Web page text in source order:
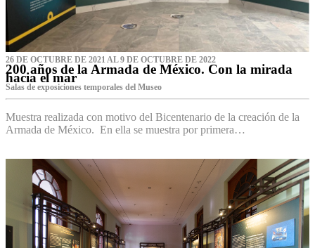
26 DE OCTUBRE DE 2021 AL 9 DE OCTUBRE DE 2022
200 años de la Armada de México. Con la mirada
hacia el mar
Salas de exposiciones temporales del Museo‌
Muestra realizada con motivo del Bicentenario de la creación de la
Armada de México. En ella se muestra por primera…